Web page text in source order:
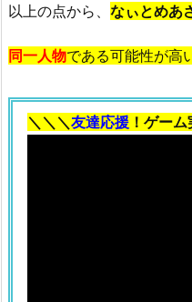
以上の点から、 なぃとめあ
同一人物である可能性が高
＼＼＼ 友達応援 ！ゲー